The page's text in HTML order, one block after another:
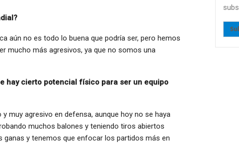
aún no es todo lo buena que podría ser, pero hemos
mucho más agresivos, ya que no somos una
hay cierto potencial físico para ser un equipo
muy agresivo en defensa, aunque hoy no se haya
muchos balones y teniendo tiros abiertos
y tenemos que enfocar los partidos más en